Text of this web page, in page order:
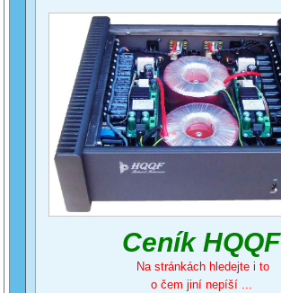
Ceník HQQF
Na stránkách hledejte i to
o čem jiní nepíší ...